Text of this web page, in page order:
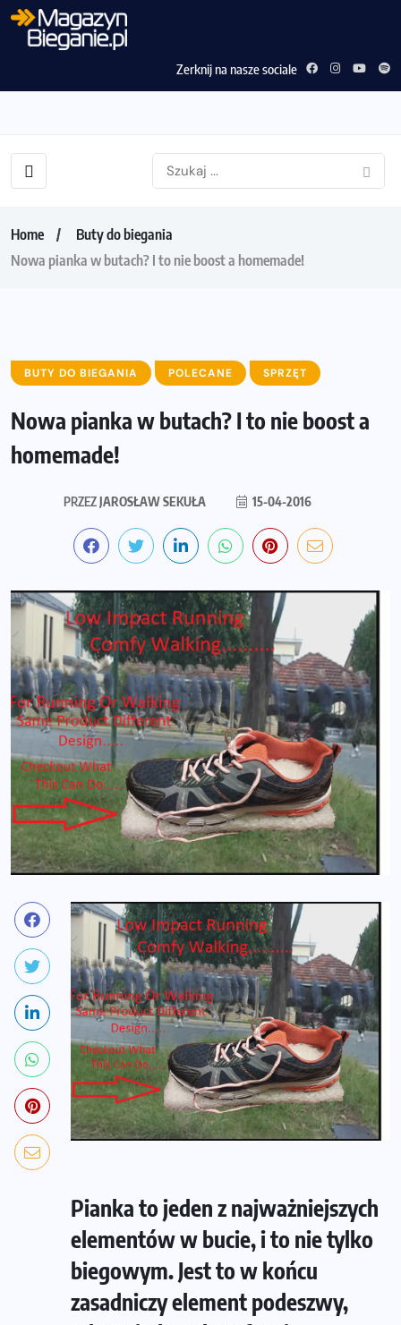
Zerknij na nasze sociale
Home
Buty do biegania
Nowa pianka w butach? I to nie boost a homemade!
BUTY DO BIEGANIA POLECANE SPRZĘT
Nowa pianka w butach? I to nie boost a
homemade!
PRZEZJAROSŁAW SEKUŁA 15-04-2016
Pianka to jeden z najważniejszych
elementów w bucie, i to nie tylko
biegowym. Jest to w końcu
zasadniczy element podeszwy,